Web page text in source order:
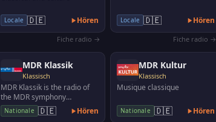
Locale 🇩🇪 Hören
Fiche radio →
Locale 🇩🇪 Hören
Fiche radio →
MDR Klassik
Klassisch
MDR Klassik is the radio of
the MDR symphony
orchestra, the MDR radio
choir, the MDR children's c…
Nationale 🇩🇪 Hören
MDR Kultur
Klassisch
Musique classique
Nationale 🇩🇪 Hören